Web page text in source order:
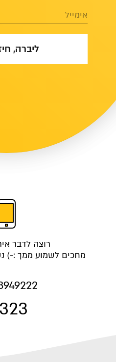
אימייל
ליברה,
רוצה לדבר
מחכים לשמוע ממך :-)